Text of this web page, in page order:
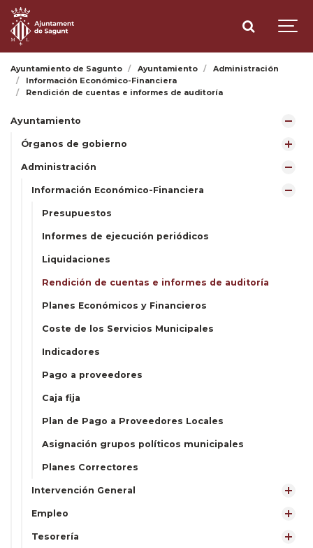
Ayuntamiento de Sagunto Ayuntamiento
Administración
Información Económico-Financiera
Rendición de cuentas e informes de auditoría
Ayuntamiento
Órganos de gobierno
Administración
Información Económico-Financiera
Presupuestos
Informes de ejecución periódicos
Liquidaciones
Rendición de cuentas e informes de auditoría
Planes Económicos y Financieros
Coste de los Servicios Municipales
Indicadores
Pago a proveedores
Caja fija
Plan de Pago a Proveedores Locales
Asignación grupos políticos municipales
Planes Correctores
Intervención General
Empleo
Tesorería